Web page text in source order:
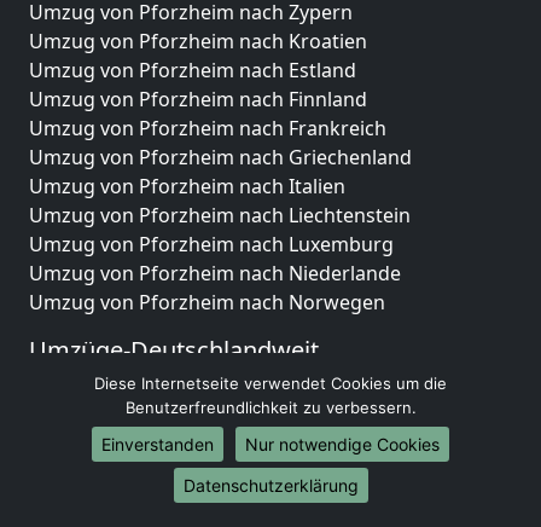
Umzug von Pforzheim nach Zypern
Umzug von Pforzheim nach Kroatien
Umzug von Pforzheim nach Estland
Umzug von Pforzheim nach Finnland
Umzug von Pforzheim nach Frankreich
Umzug von Pforzheim nach Griechenland
Umzug von Pforzheim nach Italien
Umzug von Pforzheim nach Liechtenstein
Umzug von Pforzheim nach Luxemburg
Umzug von Pforzheim nach Niederlande
Umzug von Pforzheim nach Norwegen
Umzüge-Deutschlandweit
Umzug von Pforzheim nach Berlin
Umzug von Pforzheim nach Hamburg
Umzug von Pforzheim nach München
Umzug von Pforzheim nach Köln
Umzug von Pforzheim nach Frankfurt am Main
Diese Internetseite verwendet Cookies um die
Benutzerfreundlichkeit zu verbessern.
Einverstanden
Nur notwendige Cookies
Datenschutzerklärung